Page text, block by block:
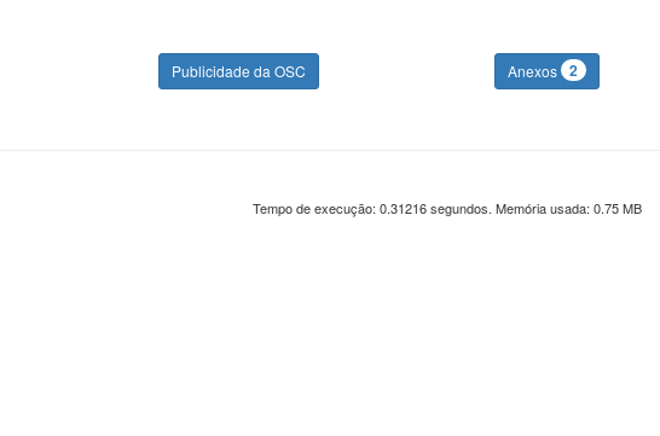
Publicidade da OSC Anexos 2
Tempo de execução: 0.31216 segundos. Memória usada: 0.75 MB